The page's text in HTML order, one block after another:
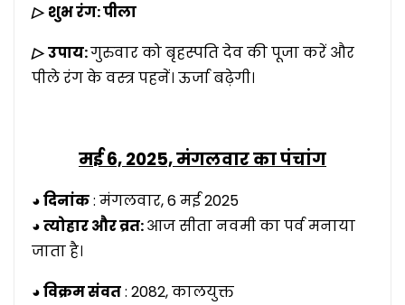
▷ शुभ रंग: पीला
▷उपाय:गुरुवार को बृहस्पति देव की पूजा करें और
पीले रंग के वस्त्र पहनें। ऊर्जा बढ़ेगी।
मई 6, 2025,मंगलवार का पंचांग
◕ दिनांक: मंगलवार, 6 मई 2025
◕ त्योहार और व्रत:आज सीता नवमी का पर्व मनाया
जाता है।
◕ विक्रम संवत: 2082, कालयुक्त